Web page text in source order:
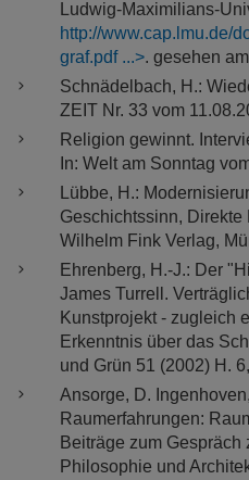
Ludwig-Maximilians-
http://www.cap.lmu.de/
graf.pdf
. gesehen
Schnädelbach, H.:
ZEIT Nr. 33 vom
Religion gewinnt.
In: Welt am Sonntag
Lübbe, H.:
Geschichtssinn, Direkte
Wilhelm Fink Verlag,
Ehrenberg, H.-J.: Der
James Turrell.
Kunstprojekt - zugleich
Erkenntnis über das
und Grün 51 (2002) H.
Ansorge, D.
Raumerfahrungen:
Beiträge zum
Philosophie und